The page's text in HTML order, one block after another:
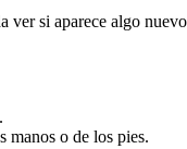
ver si aparece algo
manos o de los pies.